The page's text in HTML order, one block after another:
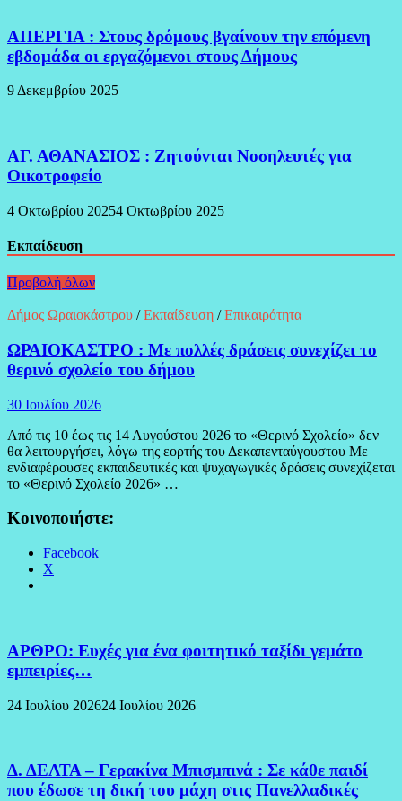
ΑΠΕΡΓΙΑ : Στους δρόμους βγαίνουν την επόμενη
εβδομάδα οι εργαζόμενοι στους Δήμους
9 Δεκεμβρίου 2025
ΑΓ. ΑΘΑΝΑΣΙΟΣ : Ζητούνται Νοσηλευτές για
Οικοτροφείο
4 Οκτωβρίου 20254 Οκτωβρίου 2025
Εκπαίδευση
Προβολή όλων
Δήμος Ωραιοκάστρου /Εκπαίδευση /Επικαιρότητα
ΩΡΑΙΟΚΑΣΤΡΟ : Με πολλές δράσεις συνεχίζει το
θερινό σχολείο του δήμου
30 Ιουλίου 2026
Από τις 10 έως τις 14 Αυγούστου 2026 το «Θερινό Σχολείο» δεν
θα λειτουργήσει, λόγω της εορτής του Δεκαπενταύγουστου Με
ενδιαφέρουσες εκπαιδευτικές και ψυχαγωγικές δράσεις συνεχίζεται
το «Θερινό Σχολείο 2026» …
Κοινοποιήστε:
Facebook
X
ΑΡΘΡΟ: Ευχές για ένα φοιτητικό ταξίδι γεμάτο
εμπειρίες…
24 Ιουλίου 202624 Ιουλίου 2026
Δ. ΔΕΛΤΑ – Γερακίνα Μπισμπινά : Σε κάθε παιδί
που έδωσε τη δική του μάχη στις Πανελλαδικές